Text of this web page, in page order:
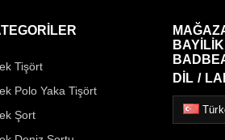
Tişört
Polo Yaka Tişört
Şort
DİL /